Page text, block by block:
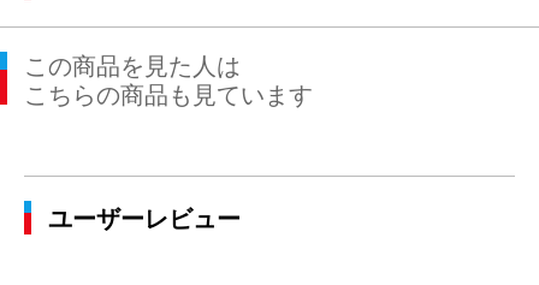
41cm×84cm 47cm 116cm 104cm 110cm
41cm×86cm 47cm
43cm×86cm 49cm
この商品を見た人は
こちらの商品も見ています
ユーザーレビュー